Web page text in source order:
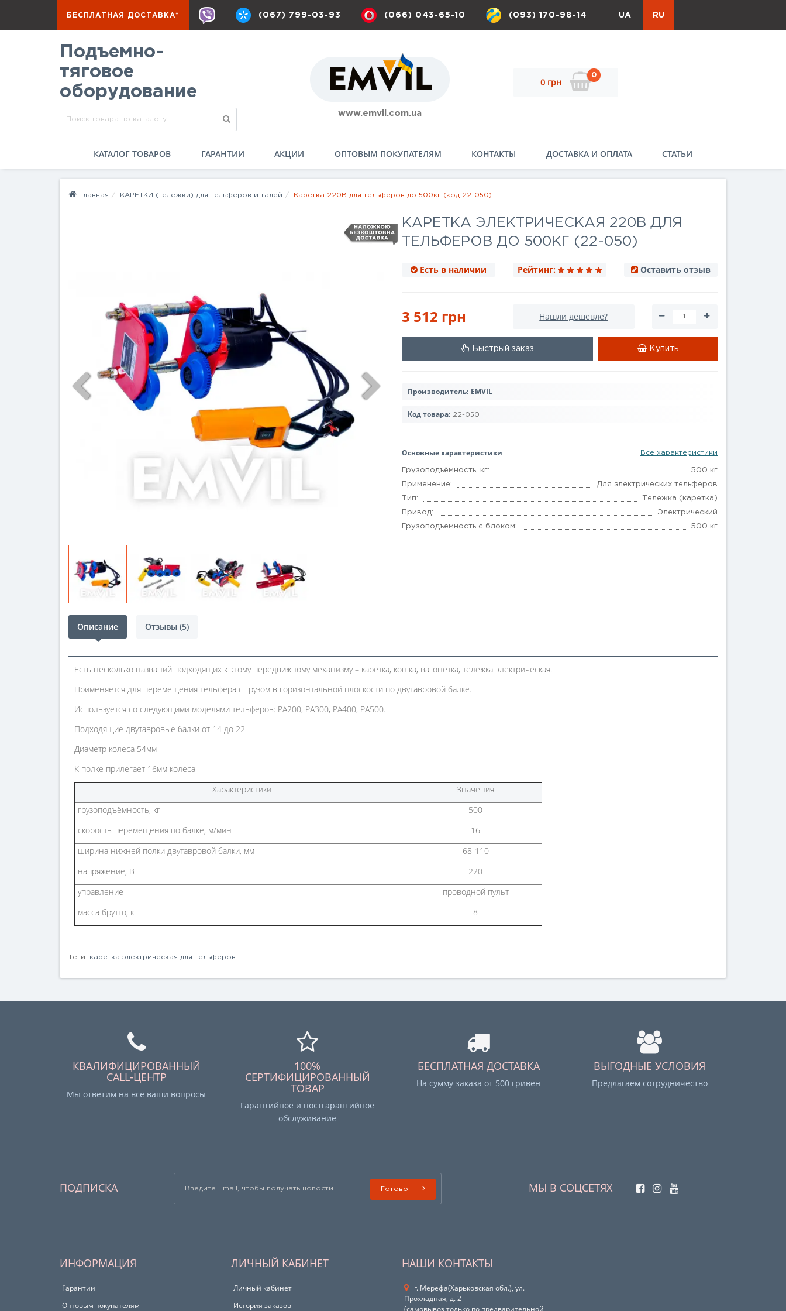
БЕСПЛАТНАЯ ДОСТАВКА* (067) 799-03-93 (066) 043-65-10 (093) 170-98-14 UA RU
Подъемно-
тяговое
оборудование
www.emvil.com.ua
0 грн
0
КАТАЛОГ ТОВАРОВ ГАРАНТИИ АКЦИИ ОПТОВЫМ ПОКУПАТЕЛЯМ КОНТАКТЫ ДОСТАВКА И ОПЛАТА СТАТЬИ
Главная КАРЕТКИ (тележки) для тельферов и талей Каретка 220В для тельферов до 500кг (код 22-050)
КАРЕТКА ЭЛЕКТРИЧЕСКАЯ 220В ДЛЯ
ТЕЛЬФЕРОВ ДО 500КГ (22-050)
Есть в наличии Рейтинг: Оставить отзыв
3 512 грн Нашли дешевле?
Быстрый заказ Купить
Производитель: EMVIL
Код товара: 22-050
Основные характеристики Все характеристики
Грузоподъёмность, кг: 500 кг
Применение: Для электрических тельферов
Тип: Тележка (каретка)
Привод: Электрический
Грузоподъемность с блоком: 500 кг
Описание Отзывы (5)
Есть несколько названий подходящих к этому передвижному механизму – каретка, кошка, вагонетка, тележка электрическая.
Применяется для перемещения тельфера с грузом в горизонтальной плоскости по двутавровой балке.
Используется со следующими моделями тельферов: РА200, РА300, РА400, РА500.
Подходящие двутавровые балки от 14 до 22
Диаметр колеса 54мм
К полке прилегает 16мм колеса
Характеристики
Значения
грузоподъёмность, кг
500
скорость перемещения по балке, м/мин
16
ширина нижней полки двутавровой балки, мм
68-110
напряжение, В
220
управление
проводной пульт
масса брутто, кг
8
Теги: каретка электрическая для тельферов
КВАЛИФИЦИРОВАННЫЙ
CALL-ЦЕНТР
Мы ответим на все ваши вопросы
100%
СЕРТИФИЦИРОВАННЫЙ
ТОВАР
Гарантийное и постгарантийное
обслуживание
БЕСПЛАТНАЯ ДОСТАВКА
На сумму заказа от 500 гривен
ВЫГОДНЫЕ УСЛОВИЯ
Предлагаем сотрудничество
ПОДПИСКА Готово МЫ В СОЦСЕТЯХ
ИНФОРМАЦИЯ
Гарантии
Оптовым покупателям
ЛИЧНЫЙ КАБИНЕТ
Личный кабинет
История заказов
НАШИ КОНТАКТЫ
г. Мерефа(Харьковская обл.), ул.
Прохладная, д. 2
(самовывоз только по предварительной